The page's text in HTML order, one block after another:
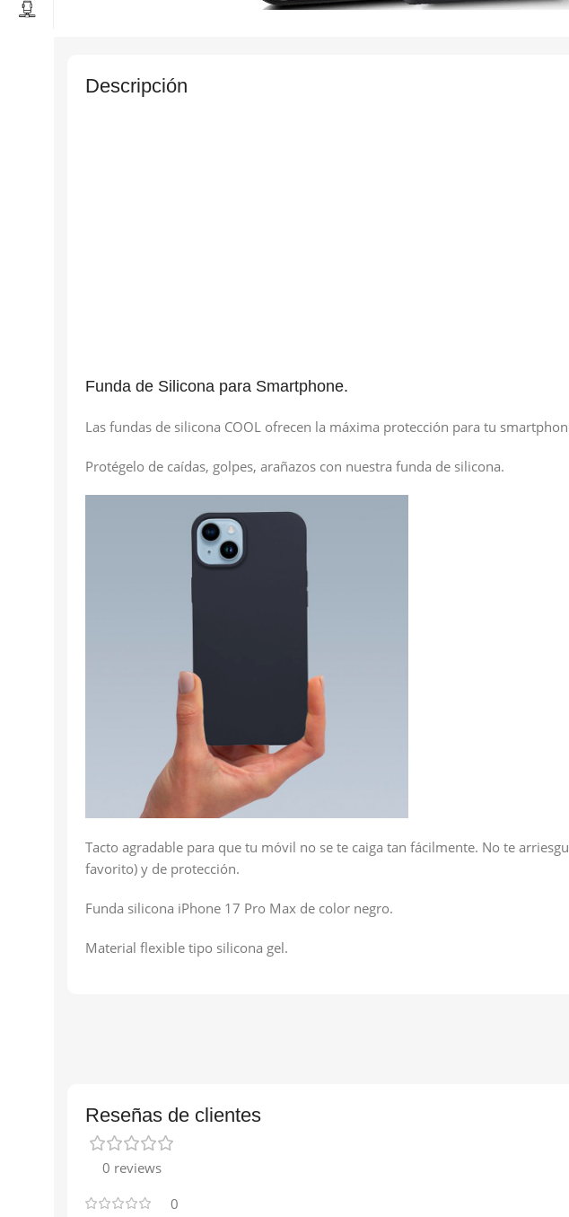
Descripción
Funda de Silicona para Smartphone.
Las fundas de silicona COOL ofrecen la máxima protección para tu
Protégelo de caídas, golpes, arañazos con nuestra funda de silicona.
Tacto agradable para que tu móvil no se te caiga tan fácilmente. No te
favorito) y de protección.
Funda silicona iPhone 17 Pro Max de color negro.
Material flexible tipo silicona gel.
Reseñas de clientes
0 reviews
0